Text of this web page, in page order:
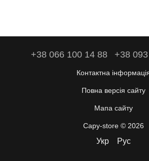
+38 066 100 14 88 +38
Контактна
Повна версія сайту
Мапа сайту
Capy-store © 2026
Укр Рус